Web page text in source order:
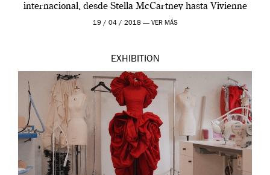
internacional, desde Stella McCartney hasta Vivienne
Westwood pasando […]
19 / 04 / 2018 — VER MÁS
EXHIBITION